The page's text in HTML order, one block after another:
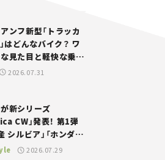
ンフ新型「トラッカ
はどんなバイク？ ワ
見た目と軽快な乗り
した400ccフラット
2026.07.31
新シリーズ
CW」発表！ 第1弾
シルビア」「ホンダ
登場。世界が注目す
2026.07.29